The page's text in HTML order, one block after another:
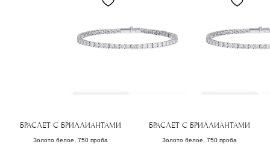
БРАСЛЕТ С БРИЛЛИАНТАМИ
Золото белое, 750 проба
БРАСЛЕТ С БРИЛЛИАНТАМИ
Золото белое, 750 проба